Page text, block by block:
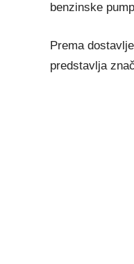
benzinske
Prema
predstavlja